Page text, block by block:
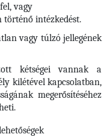
vagy
történő intézkedést.
vagy túlzó jellegének
kétségei vannak a
kilétével kapcsolatban,
megerősítéséhez